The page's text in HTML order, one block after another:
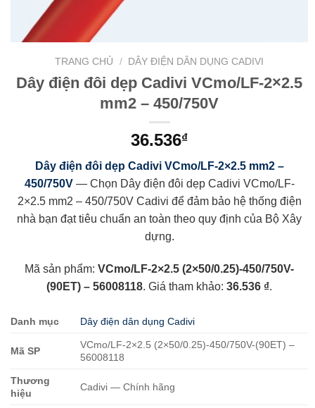
TRANG CHỦ / DÂY ĐIỆN DÂN DỤNG CADIVI
Dây điện đôi dẹp Cadivi VCmo/LF-2×2.5
mm2 – 450/750V
36.536₫
Dây điện đôi dẹp Cadivi VCmo/LF-2×2.5 mm2 –
450/750V— Chọn Dây điện đôi dẹp Cadivi VCmo/LF-
2×2.5 mm2 – 450/750V Cadivi để đảm bảo hệ thống điện
nhà bạn đạt tiêu chuẩn an toàn theo quy định của Bộ Xây
dựng.
Mã sản phẩm: VCmo/LF-2×2.5 (2×50/0.25)-450/750V-
(90ET) – 56008118. Giá tham khảo: 36.536 ₫.
Danh mục Dây điện dân dụng Cadivi
Mã SP
VCmo/LF-2×2.5 (2×50/0.25)-450/750V-(90ET) –
56008118
Thương
hiệu
Cadivi — Chính hãng